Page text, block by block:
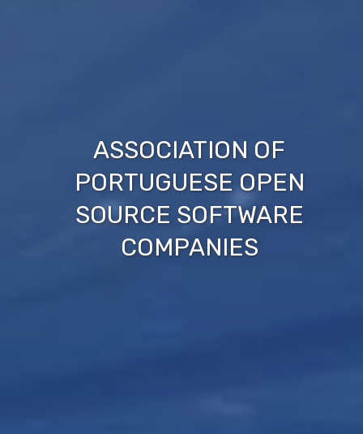
ASSOCIATION OF
PORTUGUESE OPEN
SOURCE SOFTWARE
COMPANIES